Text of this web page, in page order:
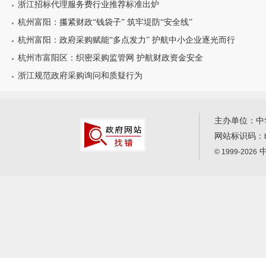
浙江招标代理服务费行业推荐标准出炉
杭州富阳：攥紧财政“钱袋子” 筑牢堤防“安全线”
杭州富阳：政府采购赋能“多点发力” 护航中小企业逐光而行
杭州市富阳区：织密采购监管网 护航财政资金安全
浙江规范政府采购询问和质疑行为
主办单位：
网站标识码：
© 1999-2026